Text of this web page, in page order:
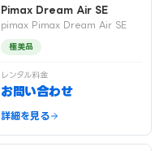
Pimax Dream Air SE
pimax Pimax Dream Air SE
極美品
レンタル料金
お問い合わせ
詳細を見る